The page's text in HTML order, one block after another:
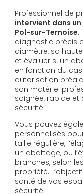
Professionnel de
intervient dans
Pol-sur-Ternoise.
diagnostic précis
diamètre, sa
et évaluer si un
en fonction du
autorisation
son matériel
soignée, rapide et
sécurité.
Vous pouvez
personnalisés
taille régulière,
un abattage, ou
branches, selon
propriété.
santé de vos
sécurité.